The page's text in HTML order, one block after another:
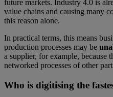
future markets. Industry 4.0 is
value chains and causing many
this reason alone.
In practical terms, this means
production processes may be
a supplier, for example, because
networked processes of other
Who is digitising the